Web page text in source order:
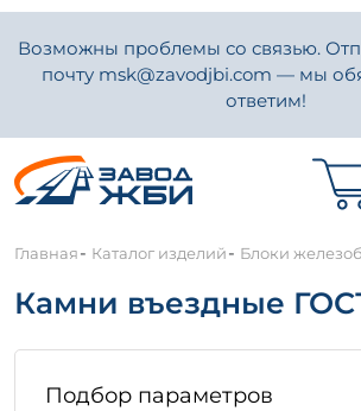
Возможны проблемы со связью.
почту msk@zavodjbi.com — мы
ответим!
Главная- Каталог изделий- Блоки
Камни въездные
Подбор параметров